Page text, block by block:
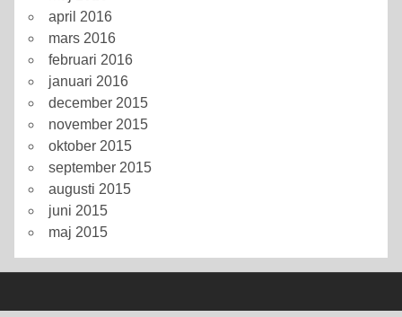
april 2016
mars 2016
februari 2016
januari 2016
december 2015
november 2015
oktober 2015
september 2015
augusti 2015
juni 2015
maj 2015